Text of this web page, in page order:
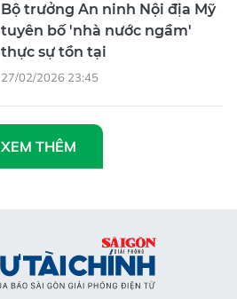
Bộ trưởng An ninh Nội địa Mỹ
tuyên bố 'nhà nước ngầm'
thực sự tồn tại
27/02/2026 23:45
XEM THÊM